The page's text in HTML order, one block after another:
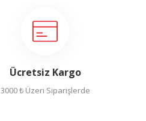
Ücretsiz Kargo
3000 ₺ Üzeri Siparişlerde